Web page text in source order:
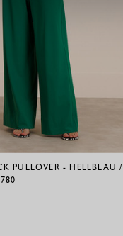
PULLOVER - HELLBLAU /